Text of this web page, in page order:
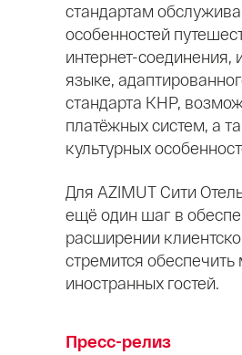
стандартам
особенностей
интернет-
языке,
стандарта КНР,
платёжных систем, а
культурных
Для AZIMUT Сити
ещё один шаг в
расширении
стремится
иностранных гостей.
Пресс-релиз